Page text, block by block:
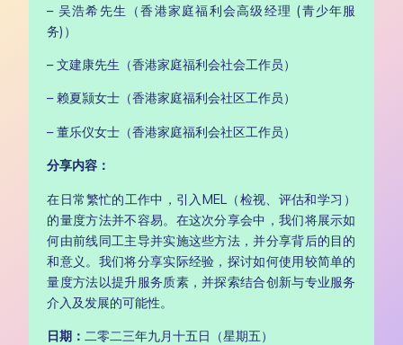
– 吴浩希先生（香港家庭福利会高级经理 (青少年服
务)）
– 文建康先生（香港家庭福利会社会工作员）
– 赖夏颕女士（香港家庭福利会社区工作员）
– 董乐仪女士（香港家庭福利会社区工作员）
分享内容：
在日常繁忙的工作中，引入MEL（检视、评估和学习）
的量度方法并不容易。在这次分享会中，我们将展示如
何由前线同工主导并实施这些方法，并分享背后的目的
和意义。我们将分享实际经验，探讨如何使用较简单的
量度方法以提升服务质素，并探索结合创新与专业服务
介入及发展的可能性。
日期：二零二三年九月十五日（星期五）